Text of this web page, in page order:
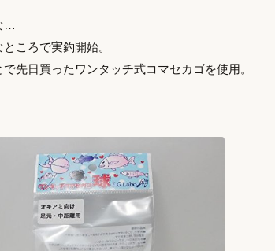
…
ころで実釣開始。
先日買ったワンタッチ式コマセカゴを使用。